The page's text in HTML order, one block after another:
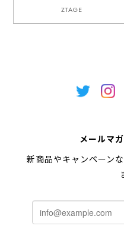
ZTAGE
メールマ
新商品やキャンペーン